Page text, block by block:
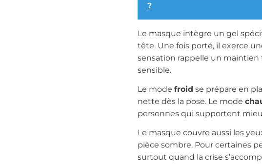
?
Le masque intègre un gel
tête. Une fois porté, il exerce
sensation rappelle un
sensible.
Le mode froid se prépare en
nette dès la pose. Le mode
personnes qui supportent
Le masque couvre aussi les
pièce sombre. Pour certaines
surtout quand la crise